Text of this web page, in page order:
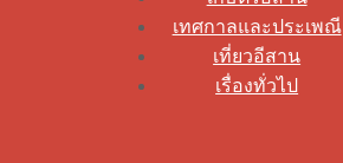
เทศกาลและประเพณี
เที่ยวอีสาน
เรื่องทั่วไป